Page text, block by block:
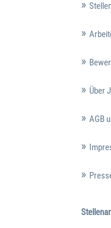
Über
AGB